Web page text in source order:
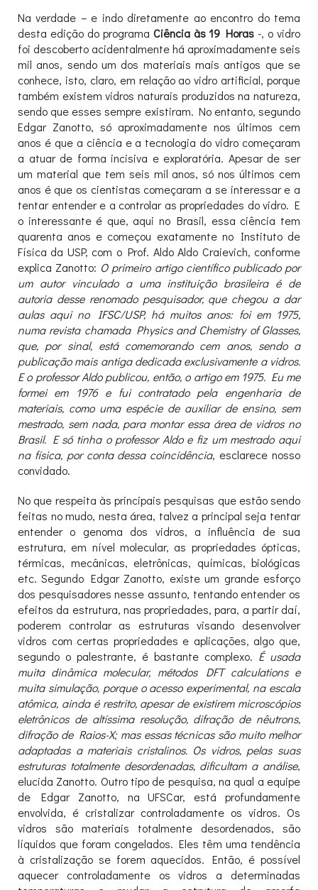
Na verdade – e indo diretamente ao encontro do tema
desta edição do programa Ciência às 19 Horas -, o vidro
foi descoberto acidentalmente há aproximadamente seis
mil anos, sendo um dos materiais mais antigos que se
conhece, isto, claro, em relação ao vidro artificial, porque
também existem vidros naturais produzidos na natureza,
sendo que esses sempre existiram. No entanto, segundo
Edgar Zanotto, só aproximadamente nos últimos cem
anos é que a ciência e a tecnologia do vidro começaram
a atuar de forma incisiva e exploratória. Apesar de ser
um material que tem seis mil anos, só nos últimos cem
anos é que os cientistas começaram a se interessar e a
tentar entender e a controlar as propriedades do vidro. E
o interessante é que, aqui no Brasil, essa ciência tem
quarenta anos e começou exatamente no Instituto de
Física da USP, com o Prof. Aldo Aldo Craievich, conforme
explica Zanotto: O primeiro artigo científico publicado por
um autor vinculado a uma instituição brasileira é de
autoria desse renomado pesquisador, que chegou a dar
aulas aqui no IFSC/USP, há muitos anos: foi em 1975,
numa revista chamada Physics and Chemistry of Glasses,
que, por sinal, está comemorando cem anos, sendo a
publicação mais antiga dedicada exclusivamente a vidros.
E o professor Aldo publicou, então, o artigo em 1975. Eu me
formei em 1976 e fui contratado pela engenharia de
materiais, como uma espécie de auxiliar de ensino, sem
mestrado, sem nada, para montar essa área de vidros no
Brasil. E só tinha o professor Aldo e fiz um mestrado aqui
na física, por conta dessa coincidência, esclarece nosso
convidado.
No que respeita às principais pesquisas que estão sendo
feitas no mudo, nesta área, talvez a principal seja tentar
entender o genoma dos vidros, a influência de sua
estrutura, em nível molecular, as propriedades ópticas,
térmicas, mecânicas, eletrônicas, químicas, biológicas
etc. Segundo Edgar Zanotto, existe um grande esforço
dos pesquisadores nesse assunto, tentando entender os
efeitos da estrutura, nas propriedades, para, a partir daí,
poderem controlar as estruturas visando desenvolver
vidros com certas propriedades e aplicações, algo que,
segundo o palestrante, é bastante complexo. É usada
muita dinâmica molecular, métodos DFT calculations e
muita simulação, porque o acesso experimental, na escala
atômica, ainda é restrito, apesar de existirem microscópios
eletrônicos de altíssima resolução, difração de nêutrons,
difração de Raios-X; mas essas técnicas são muito melhor
adaptadas a materiais cristalinos. Os vidros, pelas suas
estruturas totalmente desordenadas, dificultam a análise,
elucida Zanotto. Outro tipo de pesquisa, na qual a equipe
de Edgar Zanotto, na UFSCar, está profundamente
envolvida, é cristalizar controladamente os vidros. Os
vidros são materiais totalmente desordenados, são
líquidos que foram congelados. Eles têm uma tendência
à cristalização se forem aquecidos. Então, é possível
aquecer controladamente os vidros a determinadas